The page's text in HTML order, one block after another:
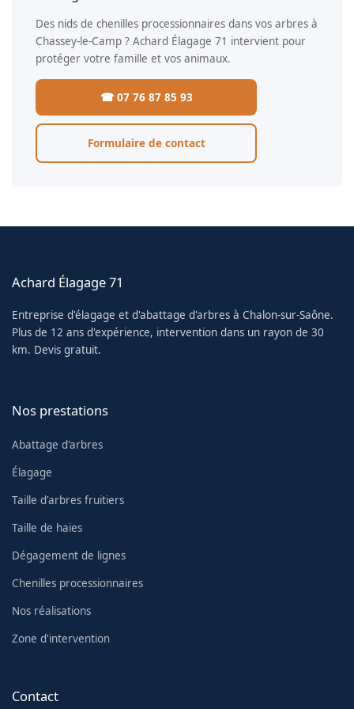
Des nids de chenilles processionnaires dans vos arbres à
Chassey-le-Camp ? Achard Élagage 71 intervient pour
protéger votre famille et vos animaux.
☎ 07 76 87 85 93
Formulaire de contact
Achard Élagage 71
Entreprise d'élagage et d'abattage d'arbres à Chalon-sur-Saône.
Plus de 12 ans d'expérience, intervention dans un rayon de 30
km. Devis gratuit.
Nos prestations
Abattage d'arbres
Élagage
Taille d'arbres fruitiers
Taille de haies
Dégagement de lignes
Chenilles processionnaires
Nos réalisations
Zone d'intervention
Contact